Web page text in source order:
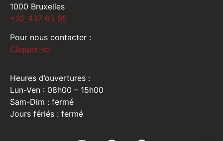
1000 Bruxelles
+32 437 65 95
Pour nous contacter :
Cliquez-ici
Heures d’ouvertures :
Lun-Ven : 08h00 – 15h00
Sam-Dim : fermé
Jours fériés : fermé